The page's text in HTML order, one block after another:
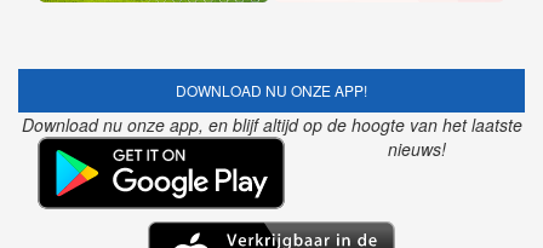
DOWNLOAD NU ONZE APP!
Download nu onze app, en blijf altijd op de hoogte van het laatste
nieuws!